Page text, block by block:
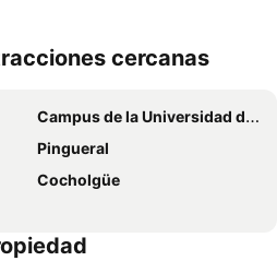
cercanas
Campus de la Universidad de Concepción
Pingueral
Cocholgüe